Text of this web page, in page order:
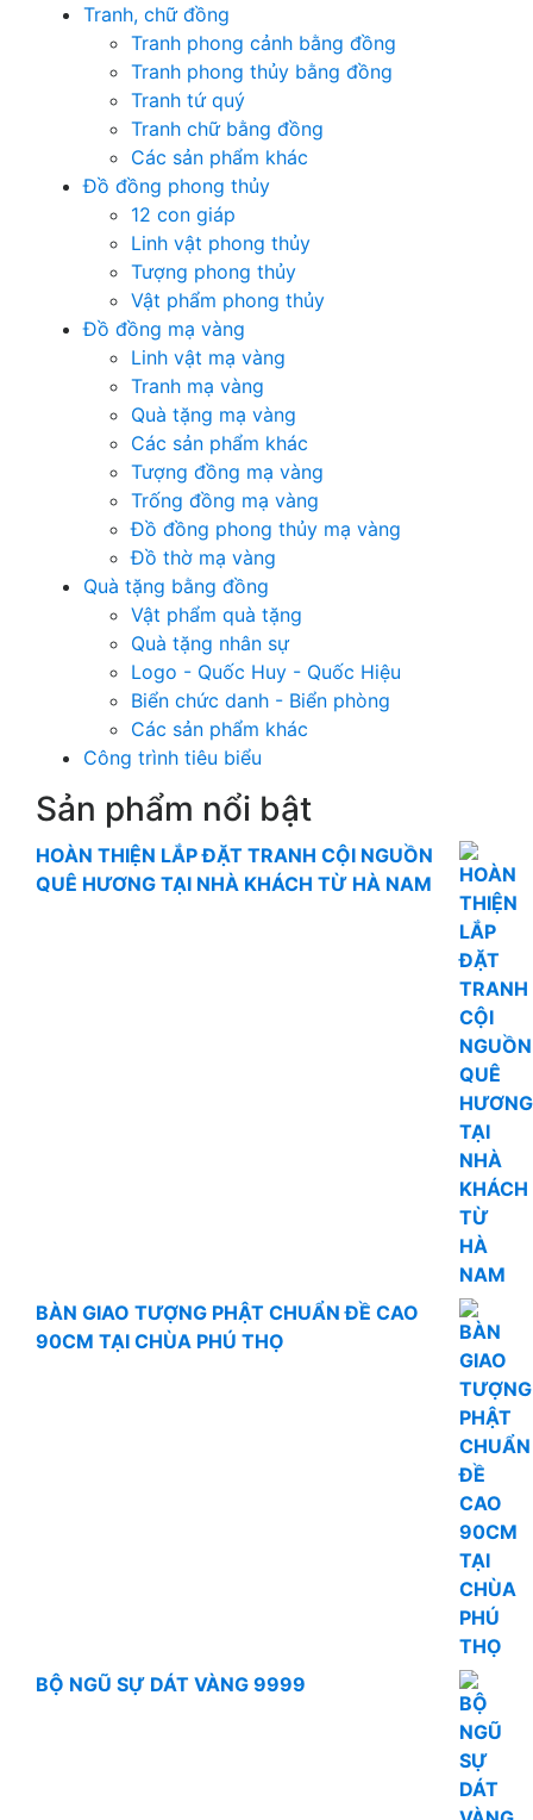
Tranh, chữ đồng
Tranh phong cảnh bằng đồng
Tranh phong thủy bằng đồng
Tranh tứ quý
Tranh chữ bằng đồng
Các sản phẩm khác
Đồ đồng phong thủy
12 con giáp
Linh vật phong thủy
Tượng phong thủy
Vật phẩm phong thủy
Đồ đồng mạ vàng
Linh vật mạ vàng
Tranh mạ vàng
Quà tặng mạ vàng
Các sản phẩm khác
Tượng đồng mạ vàng
Trống đồng mạ vàng
Đồ đồng phong thủy mạ vàng
Đồ thờ mạ vàng
Quà tặng bằng đồng
Vật phẩm quà tặng
Quà tặng nhân sự
Logo - Quốc Huy - Quốc Hiệu
Biển chức danh - Biển phòng
Các sản phẩm khác
Công trình tiêu biểu
Sản phẩm nổi bật
HOÀN THIỆN LẮP ĐẶT TRANH CỘI NGUỒN
QUÊ HƯƠNG TẠI NHÀ KHÁCH TỪ HÀ NAM
BÀN GIAO TƯỢNG PHẬT CHUẨN ĐỀ CAO
90CM TẠI CHÙA PHÚ THỌ
BỘ NGŨ SỰ DÁT VÀNG 9999